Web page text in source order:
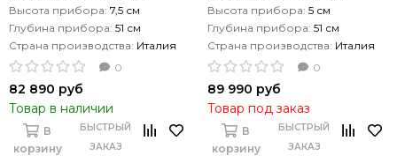
Высота прибора: 7,5 см
Глубина прибора: 51 см
Страна производства: Италия
0
82 890 руб
Товар в наличии
В
корзину
БЫСТРЫЙ
ЗАКАЗ
Высота прибора: 5 см
Глубина прибора: 51 см
Страна производства: Италия
0
89 990 руб
Товар под заказ
В
корзину
БЫСТРЫЙ
ЗАКАЗ